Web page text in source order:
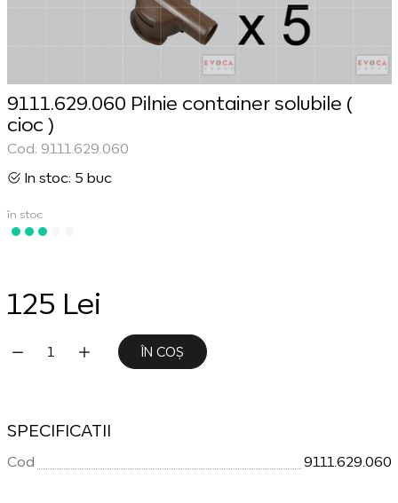
9111.629.060 Pilnie container solubile (
cioc )
Cod: 9111.629.060
In stoc: 5 buc
în stoc
125 Lei
ÎN COȘ
SPECIFICATII
Cod 9111.629.060